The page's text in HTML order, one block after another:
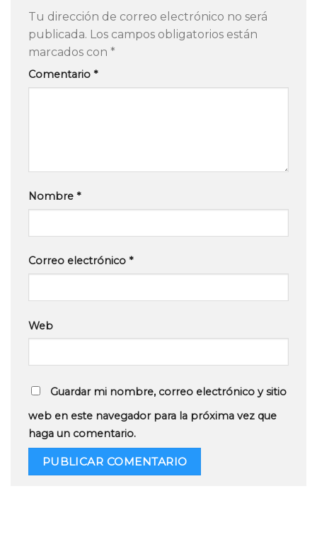
Tu dirección de correo electrónico no será
publicada. Los campos obligatorios están
marcados con *
Comentario *
Nombre *
Correo electrónico *
Web
Guardar mi nombre, correo electrónico y sitio
web en este navegador para la próxima vez que
haga un comentario.